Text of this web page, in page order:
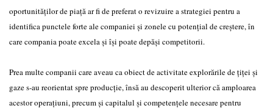
oportunităţilor de piaţă ar fi de preferat o revizuire a strategiei pentru a
identifica punctele forte ale companiei şi zonele cu potenţial de creştere, în
care compania poate excela şi îşi poate depăşi competitorii.
Prea multe companii care aveau ca obiect de activitate explorările de ţiţei şi
gaze s-au reorientat spre producţie, însă au descoperit ulterior că amploarea
acestor operaţiuni, precum şi capitalul şi competenţele necesare pentru